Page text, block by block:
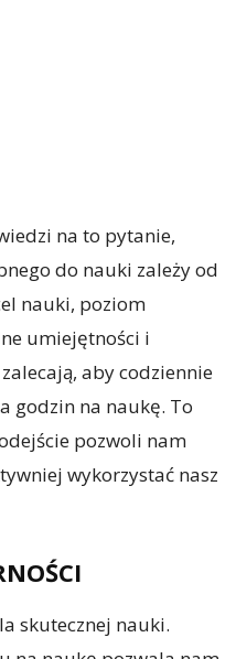
na to pytanie,
do nauki zależy od
nauki, poziom
umiejętności i
aby codziennie
godzin na naukę. To
pozwoli nam
wykorzystać nasz
skutecznej nauki.